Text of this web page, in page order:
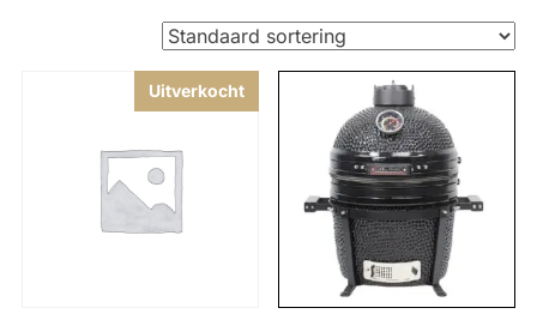
Uitverkocht